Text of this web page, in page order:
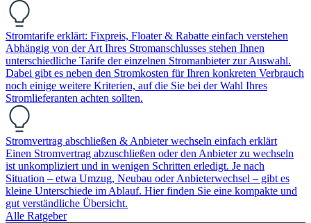
Stromtarife erklärt: Fixpreis, Floater & Rabatte einfach verstehen
Abhängig von der Art Ihres Stromanschlusses stehen Ihnen
unterschiedliche Tarife der einzelnen Stromanbieter zur Auswahl.
Dabei gibt es neben den Stromkosten für Ihren konkreten Verbrauch
noch einige weitere Kriterien, auf die Sie bei der Wahl Ihres
Stromlieferanten achten sollten.
Stromvertrag abschließen & Anbieter wechseln einfach erklärt
Einen Stromvertrag abzuschließen oder den Anbieter zu wechseln
ist unkompliziert und in wenigen Schritten erledigt. Je nach
Situation – etwa Umzug, Neubau oder Anbieterwechsel – gibt es
kleine Unterschiede im Ablauf. Hier finden Sie eine kompakte und
gut verständliche Übersicht.
Alle Ratgeber